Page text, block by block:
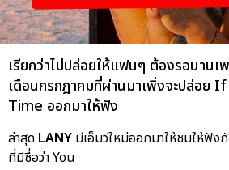
เรียกว่าไม่ปล่อยให้แฟนๆ ต้องรอนานเ
เดือนกรกฎาคมที่ผ่านมาเพิ่งจะปล่อย
Time ออกมาให้ฟัง
ล่าสุด LANY มีเอ็มวีใหม่ออกมาให้ชมให้ฟั
ที่มีชื่อว่า You